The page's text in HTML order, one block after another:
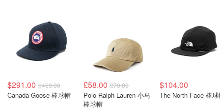
$291.00 $469.00
Canada Goose 棒球帽
£58.00 £70.00
Polo Ralph Lauren 小马
棒球帽
$104.00
The North Face 棒